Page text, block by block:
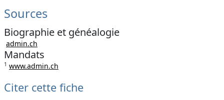
Sources
Biographie et généalogie
admin.ch
Mandats
1 www.admin.ch
Citer cette fiche